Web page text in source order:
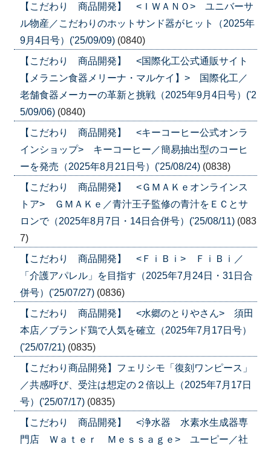
【こだわり 商品開発】 <ＩＷＡＮＯ> ユニバーサ
ル物産／こだわりのホットサンド器がヒット（2025年
9月4日号）('25/09/09) (0840)
【こだわり 商品開発】 <国際化工公式通販サイト
【メラニン食器メリーナ・マルケイ】> 国際化工／
老舗食器メーカーの革新と挑戦（2025年9月4日号）('2
5/09/06) (0840)
【こだわり 商品開発】 <キーコーヒー公式オンラ
インショップ> キーコーヒー／簡易抽出型のコーヒ
ーを発売（2025年8月21日号）('25/08/24) (0838)
【こだわり 商品開発】 <ＧＭＡＫｅオンラインス
トア> ＧＭＡＫｅ／青汁王子監修の青汁をＥＣとサ
ロンで（2025年8月7日・14日合併号）('25/08/11) (083
7)
【こだわり 商品開発】 <ＦｉＢｉ> ＦｉＢｉ／
「介護アパレル」を目指す（2025年7月24日・31日合
併号）('25/07/27) (0836)
【こだわり 商品開発】 <水郷のとりやさん> 須田
本店／ブランド鶏で人気を確立（2025年7月17日号）
('25/07/21) (0835)
【こだわり商品開発】フェリシモ「復刻ワンピース」
／共感呼び、受注は想定の２倍以上（2025年7月17日
号）('25/07/17) (0835)
【こだわり 商品開発】 <浄水器 水素水生成器専
門店 Ｗａｔｅｒ Ｍｅｓｓａｇｅ> ユーピー／社